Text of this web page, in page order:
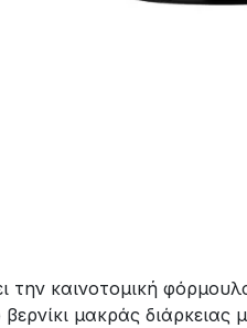
την καινοτομική
μακράς